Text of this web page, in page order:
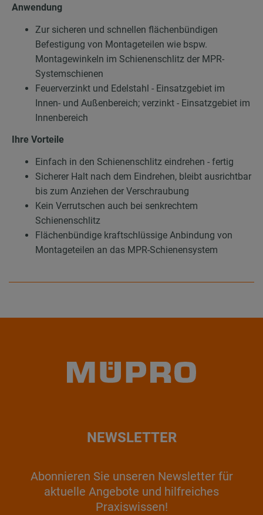
Anwendung
Zur sicheren und schnellen flächenbündigen
Befestigung von Montageteilen wie bspw.
Montagewinkeln im Schienenschlitz der MPR-
Systemschienen
Feuerverzinkt und Edelstahl - Einsatzgebiet im
Innen- und Außenbereich; verzinkt - Einsatzgebiet im
Innenbereich
Ihre Vorteile
Einfach in den Schienenschlitz eindrehen - fertig
Sicherer Halt nach dem Eindrehen, bleibt ausrichtbar
bis zum Anziehen der Verschraubung
Kein Verrutschen auch bei senkrechtem
Schienenschlitz
Flächenbündige kraftschlüssige Anbindung von
Montageteilen an das MPR-Schienensystem
NEWSLETTER
Abonnieren Sie unseren Newsletter für
aktuelle Angebote und hilfreiches
Praxiswissen!